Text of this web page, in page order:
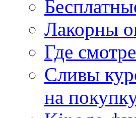
Лакорны
Где
Сливы
на